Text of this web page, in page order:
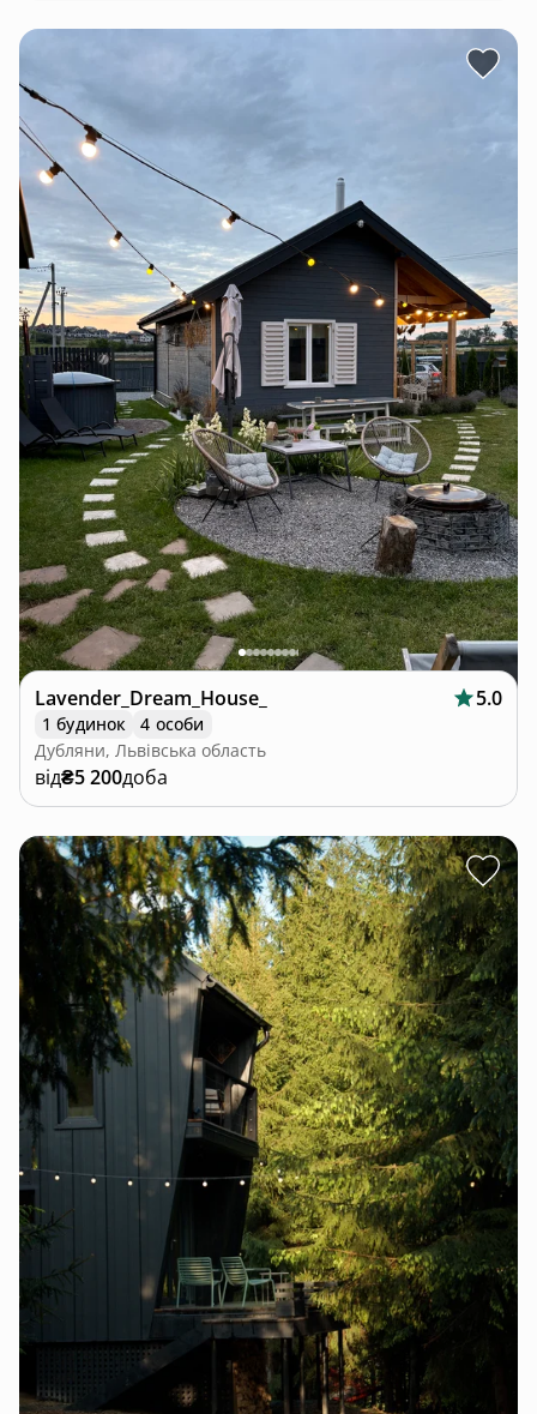
Lavender_Dream_House_ 5.0
1 будинок
4 особи
Дубляни, Львівська область
від₴5 200доба